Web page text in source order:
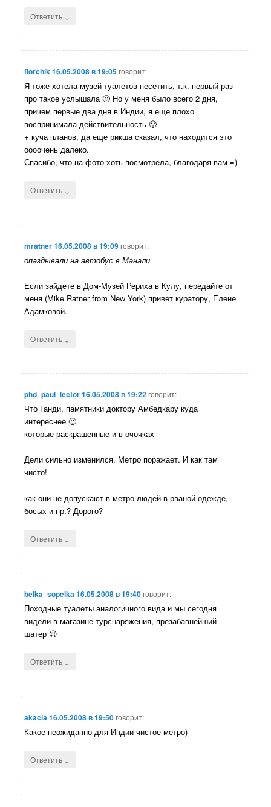
Ответить ↓
florchik16.05.2008 в 19:05говорит:
Я тоже хотела музей туалетов песетить, т.к. первый раз
про такое услышала 🙂 Но у меня было всего 2 дня,
причем первые два дня в Индии, я еще плохо
воспринимала действительность 🙂
+ куча планов, да еще рикша сказал, что находится это
оооочень далеко.
Спасибо, что на фото хоть посмотрела, благодаря вам =)
Ответить ↓
mratner16.05.2008 в 19:09говорит:
опаздывали на автобус в Манали
Если зайдете в Дом-Музей Рериха в Кулу, передайте от
меня (Mike Ratner from New York) привет куратору, Елене
Адамковой.
Ответить ↓
phd_paul_lector16.05.2008 в 19:22говорит:
Что Ганди, памятники доктору Амбедкару куда
интереснее 🙂
которые раскрашенные и в очочках
Дели сильно изменился. Метро поражает. И как там
чисто!
как они не допускают в метро людей в рваной одежде,
босых и пр.? Дорого?
Ответить ↓
belka_sopelka16.05.2008 в 19:40говорит:
Походные туалеты аналогичного вида и мы сегодня
видели в магазине турснаряжения, презабавнейший
шатер 😉
Ответить ↓
akacia16.05.2008 в 19:50говорит:
Какое неожиданно для Индии чистое метро)
Ответить ↓